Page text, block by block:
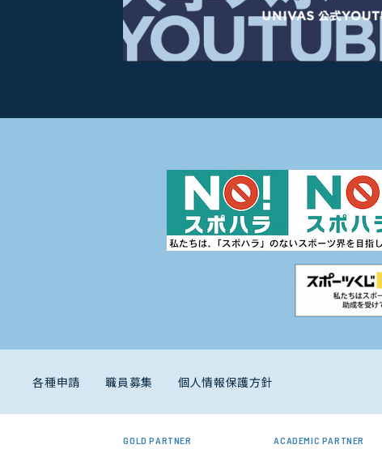
各種申請 職員募集 個人情報保護方針
GOLD PARTNER ACADEMIC PARTNER